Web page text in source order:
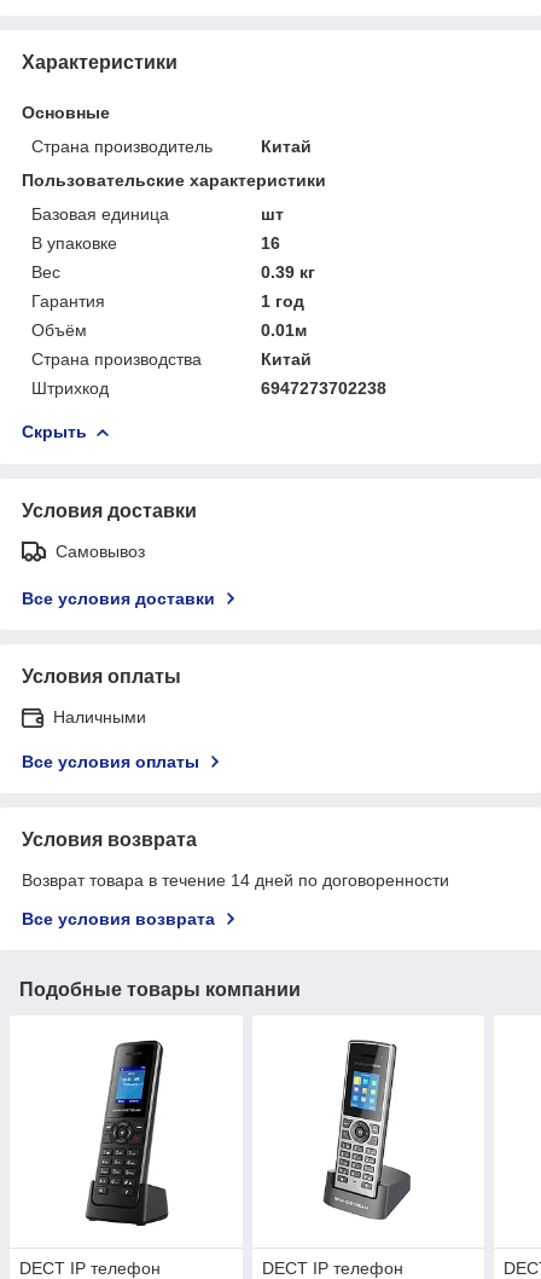
Характеристики
Основные
Страна производитель
Китай
Пользовательские характеристики
Базовая единица
шт
В упаковке
16
Вес
0.39 кг
Гарантия
1 год
Объём
0.01м
Страна производства
Китай
Штрихкод
6947273702238
Скрыть
Условия доставки
Самовывоз
Все условия доставки
Условия оплаты
Наличными
Все условия оплаты
Условия возврата
Возврат товара в течение 14 дней по договоренности
Все условия возврата
Подобные товары компании
DECT IP телефон
DECT IP телефон